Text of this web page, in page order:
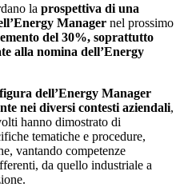
la prospettiva di una
Manager nel prossimo
del 30%, soprattutto
alla nomina dell’Energy
dell’Energy Manager
nei diversi contesti aziendali,
hanno dimostrato di
tematiche e procedure,
vantando competenze
da quello industriale a